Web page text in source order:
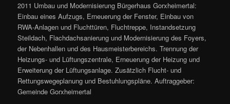
2011 Umbau und Modernisierung Bürgerhaus Gorxheimertal:
Einbau eines Aufzugs, Erneuerung der Fenster, Einbau von
RWA-Anlagen und Fluchttüren, Fluchtreppe, Instandsetzung
Steildach, Flachdachsanierung und Modernisierung des Foyers,
der Nebenhallen und des Hausmeisterbereichs. Trennung der
Heizungs- und Lüftungszentrale, Erneuerung der Heizung und
Erweiterung der Lüftungsanlage. Zusätzlich Flucht- und
Rettungswegeplanung und Bestuhlungspläne. Auftraggeber:
Gemeinde Gorxheimertal